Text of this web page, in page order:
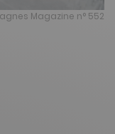
Magazine n° 552